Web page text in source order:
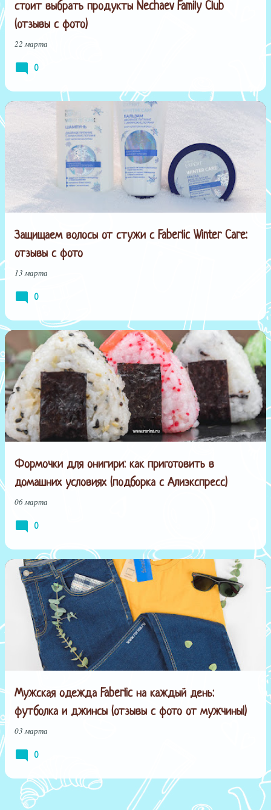
стоит выбрать продукты Nechaev Family Club
(отзывы с фото)
22 марта
0
Защищаем волосы от стужи с Faberlic Winter Care:
отзывы с фото
13 марта
0
Формочки для онигири: как приготовить в
домашних условиях (подборка с Алиэкспресс)
06 марта
0
Мужская одежда Faberlic на каждый день:
футболка и джинсы (отзывы с фото от мужчины!)
03 марта
0